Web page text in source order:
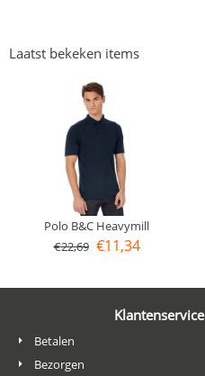
Laatst bekeken items
Polo B&C Heavymill
€22,69 €11,34
Klantenservice
Betalen
Bezorgen